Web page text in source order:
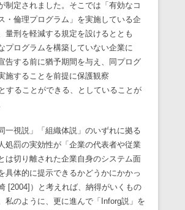
制定されました。そこでは「有効なコ
・倫理プログラム」を実施している企
量刑を軽減する規定を設けるととも
プログラムを構築していない企業に
告する前に猶予期間を与え、同プログ
施することを前提に保護観察
することができる、としていることが
一視説」「組織体説」のいずれに拠る
処罰の実効性が「企業の代表者や従業
は切り離された企業自身のシステム面
具体的に提示できるかどうかにかかっ
[2004]）と考えれば、納得がいくもの
私のように、更に進んで「Inforg説」を